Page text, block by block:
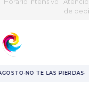
Horario intensivo |
de
·NO TE LAS PIERDAS·